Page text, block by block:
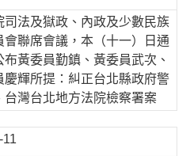
司法及獄政、內政及少數民族
會聯席會議，本（十一）日通
布黃委員勤鎮、黃委員武次、
慶輝所提：糾正台北縣政府警
台灣台北地方法院檢察署案